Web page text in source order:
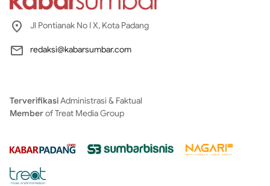
Jl Pontianak No I X, Kota Padang
redaksi@kabarsumbar.com
TerverifikasiAdministrasi & Faktual
Memberof Treat Media Group